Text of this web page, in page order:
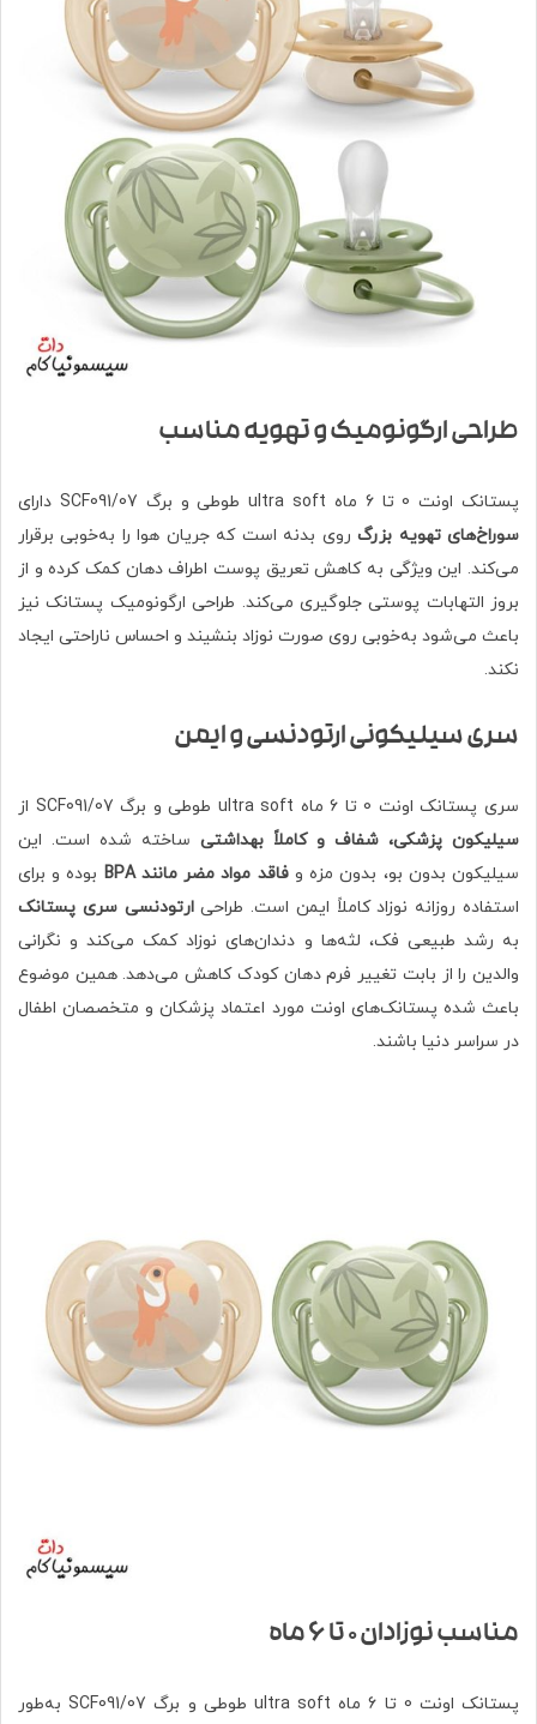
طراحی ارگونومیک و تهویه مناسب
پستانک اونت 0 تا 6 ماه ultra soft طوطی و برگ SCF091/07 دارای
سوراخ‌های تهویه بزرگروی بدنه است که جریان هوا را به‌خوبی برقرار
می‌کند. این ویژگی به کاهش تعریق پوست اطراف دهان کمک کرده و از
بروز التهابات پوستی جلوگیری می‌کند. طراحی ارگونومیک پستانک نیز
باعث می‌شود به‌خوبی روی صورت نوزاد بنشیند و احساس ناراحتی ایجاد
نکند.
سری سیلیکونی ارتودنسی و ایمن
سری پستانک اونت 0 تا 6 ماه ultra soft طوطی و برگ SCF091/07 از
سیلیکون پزشکی، شفاف و کاملاً بهداشتی ساخته شده است. این
سیلیکون بدون بو، بدون مزه وفاقد مواد مضر مانند BPA
بوده و برای
استفاده روزانه نوزاد کاملاً ایمن است. طراحیارتودنسی سری پستانک
به رشد طبیعی فک، لثه‌ها و دندان‌های نوزاد کمک می‌کند و نگرانی
والدین را از بابت تغییر فرم دهان کودک کاهش می‌دهد. همین موضوع
باعث شده پستانک‌های اونت مورد اعتماد پزشکان و متخصصان اطفال
در سراسر دنیا باشند.
مناسب نوزادان ۰ تا ۶ ماه
پستانک اونت 0 تا 6 ماه ultra soft طوطی و برگ SCF091/07 به‌طور